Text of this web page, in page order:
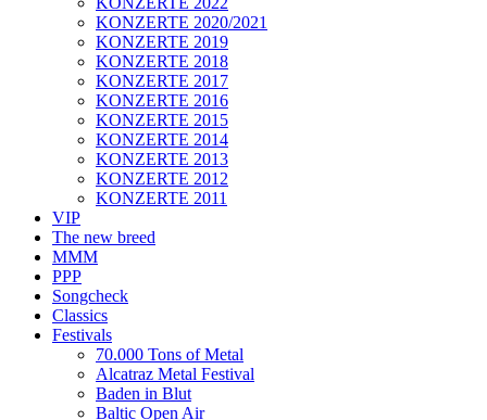
KONZERTE 2020/2021
KONZERTE 2019
KONZERTE 2018
KONZERTE 2017
KONZERTE 2016
KONZERTE 2015
KONZERTE 2014
KONZERTE 2013
KONZERTE 2012
KONZERTE 2011
VIP
The new breed
MMM
PPP
Songcheck
Classics
Festivals
70.000 Tons of Metal
Alcatraz Metal Festival
Baden in Blut
Baltic Open Air